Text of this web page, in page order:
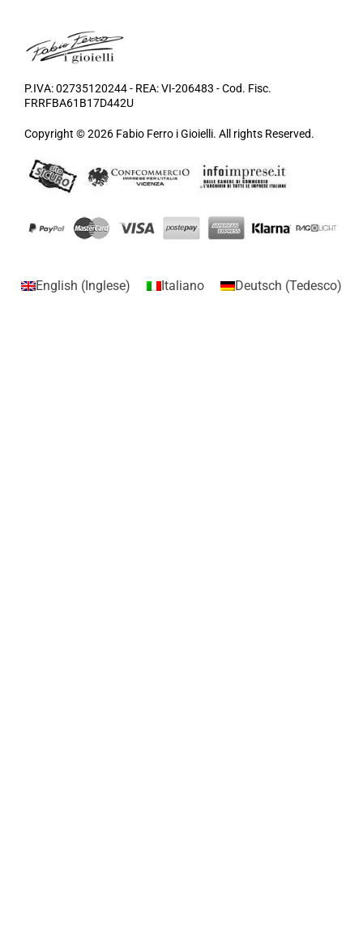
P.IVA: 02735120244 - REA: VI-206483 - Cod. Fisc.
FRRFBA61B17D442U
Copyright © 2026 Fabio Ferro i Gioielli. All rights Reserved.
English (Inglese) Italiano Deutsch (Tedesco)